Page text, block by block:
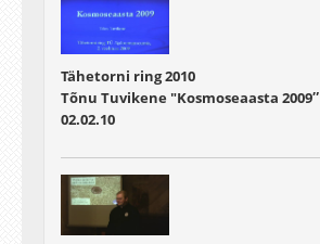
Tähetorni ring 2010
Tõnu Tuvikene "Kosmoseaasta 2009″
02.02.10